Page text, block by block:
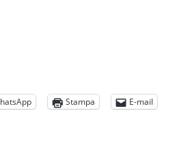
Stampa
E-mail